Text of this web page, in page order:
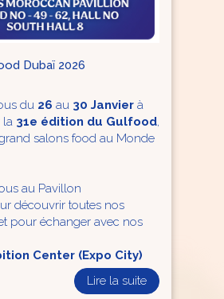
Dubaï 2026
du 26 au 30 Janvierà
la 31e édition du Gulfood,
salons food au Monde
au Pavillon
découvrir toutes nos
pour échanger avec nos
Center (Expo City)
Lire la suite